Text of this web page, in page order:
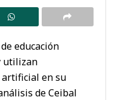
educación
utilizan
en su
de Ceibal